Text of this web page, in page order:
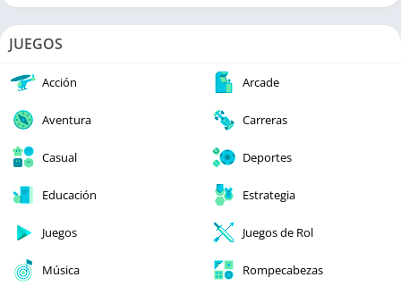
JUEGOS
Acción Arcade
Aventura Carreras
Casual Deportes
Educación Estrategia
Juegos Juegos de Rol
Música Rompecabezas